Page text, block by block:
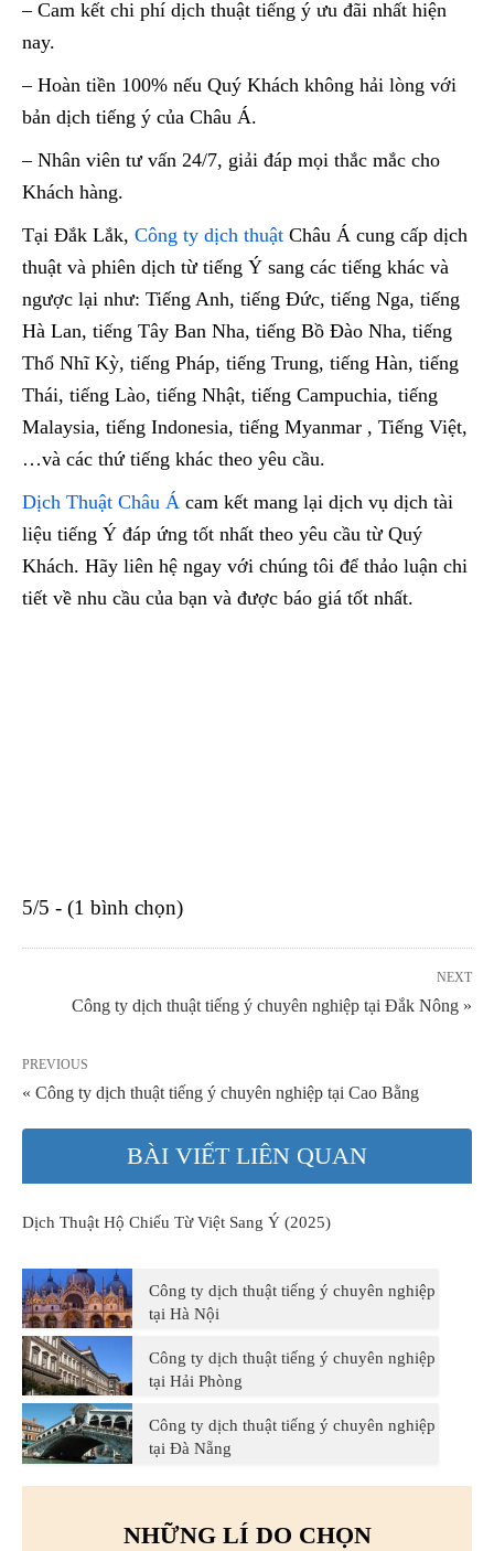
– Cam kết chi phí dịch thuật tiếng ý ưu đãi nhất hiện
nay.
– Hoàn tiền 100% nếu Quý Khách không hải lòng với
bản dịch tiếng ý của Châu Á.
– Nhân viên tư vấn 24/7, giải đáp mọi thắc mắc cho
Khách hàng.
Tại Đắk Lắk, Công ty dịch thuật Châu Á cung cấp dịch
thuật và phiên dịch từ tiếng Ý sang các tiếng khác và
ngược lại như: Tiếng Anh, tiếng Đức, tiếng Nga, tiếng
Hà Lan, tiếng Tây Ban Nha, tiếng Bồ Đào Nha, tiếng
Thổ Nhĩ Kỳ, tiếng Pháp, tiếng Trung, tiếng Hàn, tiếng
Thái, tiếng Lào, tiếng Nhật, tiếng Campuchia, tiếng
Malaysia, tiếng Indonesia, tiếng Myanmar , Tiếng Việt,
…và các thứ tiếng khác theo yêu cầu.
Dịch Thuật Châu Á cam kết mang lại dịch vụ dịch tài
liệu tiếng Ý đáp ứng tốt nhất theo yêu cầu từ Quý
Khách. Hãy liên hệ ngay với chúng tôi để thảo luận chi
tiết về nhu cầu của bạn và được báo giá tốt nhất.
5/5 - (1 bình chọn)
NEXT
Công ty dịch thuật tiếng ý chuyên nghiệp tại Đắk Nông »
PREVIOUS
« Công ty dịch thuật tiếng ý chuyên nghiệp tại Cao Bằng
BÀI VIẾT LIÊN QUAN
Dịch Thuật Hộ Chiếu Từ Việt Sang Ý (2025)
Công ty dịch thuật tiếng ý chuyên nghiệp
tại Hà Nội
Công ty dịch thuật tiếng ý chuyên nghiệp
tại Hải Phòng
Công ty dịch thuật tiếng ý chuyên nghiệp
tại Đà Nẵng
NHỮNG LÍ DO CHỌN